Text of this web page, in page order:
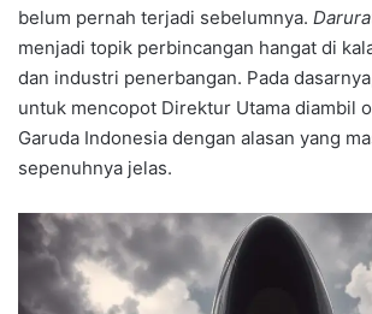
belum pernah terjadi sebelumnya.
menjadi topik perbincangan hangat di
dan industri penerbangan. Pada
untuk mencopot Direktur Utama diambil
Garuda Indonesia dengan alasan yang
sepenuhnya jelas.